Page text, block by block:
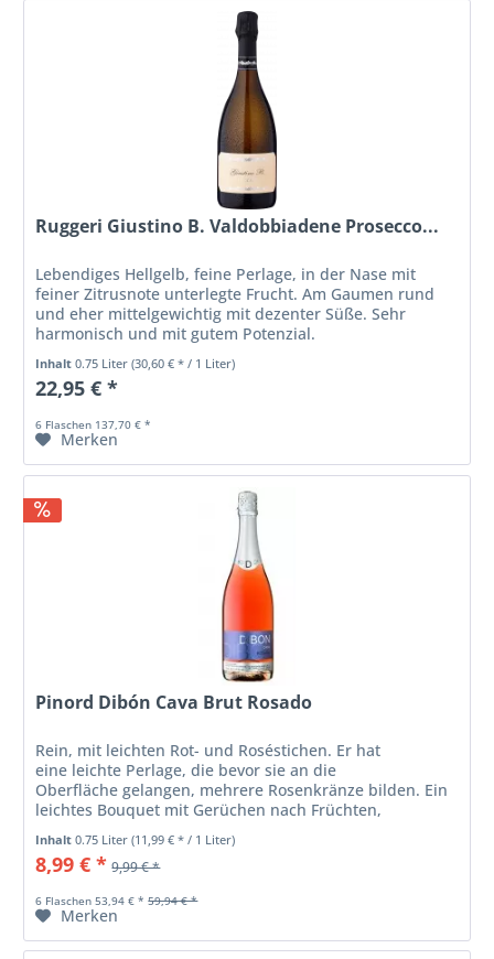
Ruggeri Giustino B. Valdobbiadene Prosecco...
Lebendiges Hellgelb, feine Perlage, in der Nase mit
feiner Zitrusnote unterlegte Frucht. Am Gaumen rund
und eher mittelgewichtig mit dezenter Süße. Sehr
harmonisch und mit gutem Potenzial.
Inhalt0.75 Liter(30,60 € * / 1 Liter)
22,95 € *
6 Flaschen 137,70 € *
Merken
Pinord Dibón Cava Brut Rosado
Rein, mit leichten Rot- und Roséstichen. Er hat
eine leichte Perlage, die bevor sie an die
Oberfläche gelangen, mehrere Rosenkränze bilden. Ein
leichtes Bouquet mit Gerüchen nach Früchten,
Inhalt0.75 Liter(11,99 € * / 1 Liter)
8,99 € * 9,99 € *
6 Flaschen 53,94 € * 59,94 € *
Merken